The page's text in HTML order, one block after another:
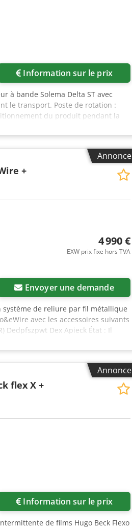
Information sur le prix
à bande Solema Delta ST avec
le transport. Poste de rotation :
du produit pendant la
de palettes : plateforme à surface
une décharge stable des
des types et des dimensions
sur une palette vide ou à des
produits non conformes : cellules de
éviter les erreurs de comptage et
sauvegarde et la récupération des
de production peuvent être
à chaîne motorisé (la longueur
la palette.
Annonce
+
4 990 €
EXW prix fixe hors TVA
Envoyer une demande
de reliure par fil métallique
avec les accessoires suivants
Dedpfszpwt Dex Apieck État : Il
ou jaunissements). Le bon
pendant nos heures
et une expédition dans le monde
sera enregistré en vidéo à votre
Annonce
flex X +
Information sur le prix
de films Hugo Beck Flexo